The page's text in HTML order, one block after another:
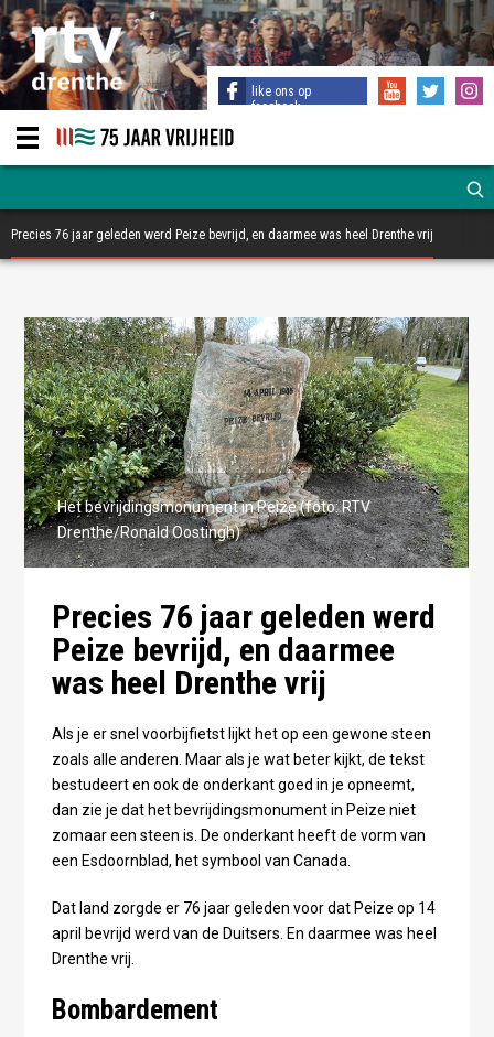
like ons op
facebook
Precies 76 jaar geleden werd Peize bevrijd, en daarmee was heel Drenthe vrij
Het bevrijdingsmonument in Peize (foto: RTV
Drenthe/Ronald Oostingh)
Precies 76 jaar geleden werd
Peize bevrijd, en daarmee
was heel Drenthe vrij
Als je er snel voorbijfietst lijkt het op een gewone steen
zoals alle anderen. Maar als je wat beter kijkt, de tekst
bestudeert en ook de onderkant goed in je opneemt,
dan zie je dat het bevrijdingsmonument in Peize niet
zomaar een steen is. De onderkant heeft de vorm van
een Esdoornblad, het symbool van Canada.
Dat land zorgde er 76 jaar geleden voor dat Peize op 14
april bevrijd werd van de Duitsers. En daarmee was heel
Drenthe vrij.
Bombardement